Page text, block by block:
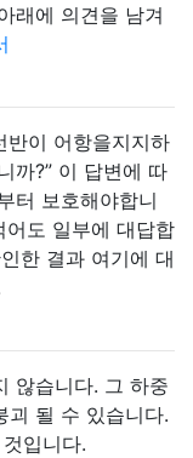
래에 의견을 남겨
반이 어항을지지하
까?” 이 답변에 따
터 보호해야합니
어도 일부에 대답합
한 결과 여기에 대
않습니다. 그 하중
괴 될 수 있습니다.
입니다.